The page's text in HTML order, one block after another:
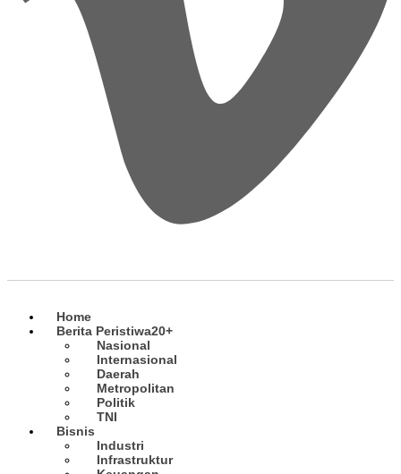
Home
Berita Peristiwa20+
Nasional
Internasional
Daerah
Metropolitan
Politik
TNI
Bisnis
Industri
Infrastruktur